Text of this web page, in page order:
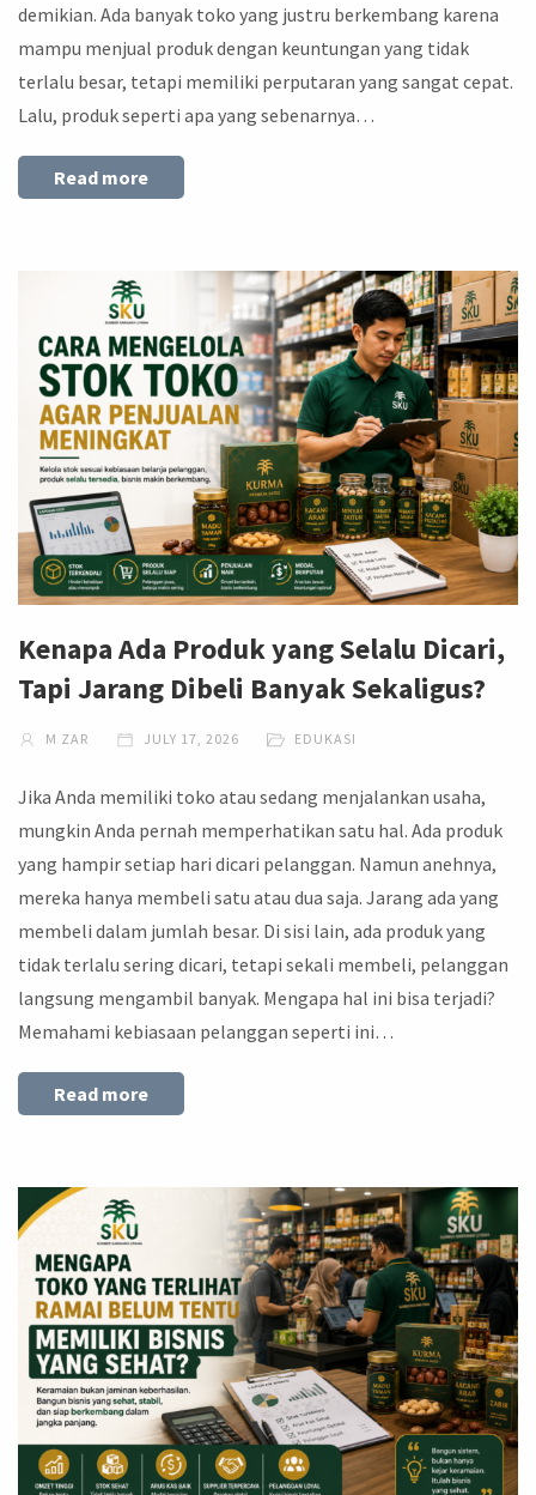
demikian. Ada banyak toko yang justru berkembang karena
mampu menjual produk dengan keuntungan yang tidak
terlalu besar, tetapi memiliki perputaran yang sangat cepat.
Lalu, produk seperti apa yang sebenarnya…
Read more
Kenapa Ada Produk yang Selalu Dicari,
Tapi Jarang Dibeli Banyak Sekaligus?
M ZAR JULY 17, 2026 EDUKASI
Jika Anda memiliki toko atau sedang menjalankan usaha,
mungkin Anda pernah memperhatikan satu hal. Ada produk
yang hampir setiap hari dicari pelanggan. Namun anehnya,
mereka hanya membeli satu atau dua saja. Jarang ada yang
membeli dalam jumlah besar. Di sisi lain, ada produk yang
tidak terlalu sering dicari, tetapi sekali membeli, pelanggan
langsung mengambil banyak. Mengapa hal ini bisa terjadi?
Memahami kebiasaan pelanggan seperti ini…
Read more